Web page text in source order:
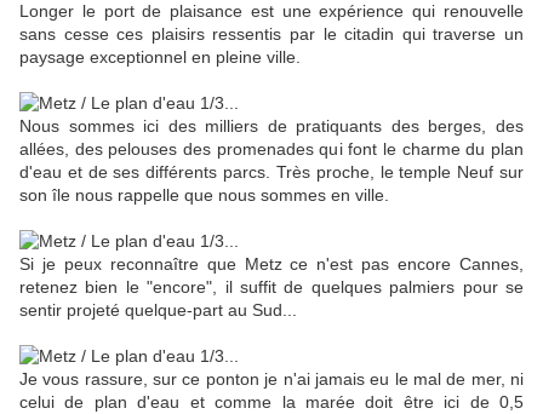
Longer le port de plaisance est une expérience qui renouvelle
sans cesse ces plaisirs ressentis par le citadin qui traverse un
paysage exceptionnel en pleine ville.
Nous sommes ici des milliers de pratiquants des berges, des
allées, des pelouses des promenades qui font le charme du plan
d'eau et de ses différents parcs. Très proche, le temple Neuf sur
son île nous rappelle que nous sommes en ville.
Si je peux reconnaître que Metz ce n'est pas encore Cannes,
retenez bien le "encore", il suffit de quelques palmiers pour se
sentir projeté quelque-part au Sud...
Je vous rassure, sur ce ponton je n'ai jamais eu le mal de mer, ni
celui de plan d'eau et comme la marée doit être ici de 0,5